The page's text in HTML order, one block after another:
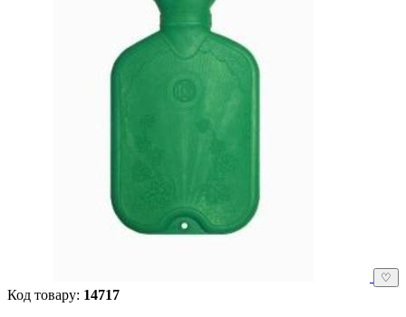
♡
Код товару: 14717